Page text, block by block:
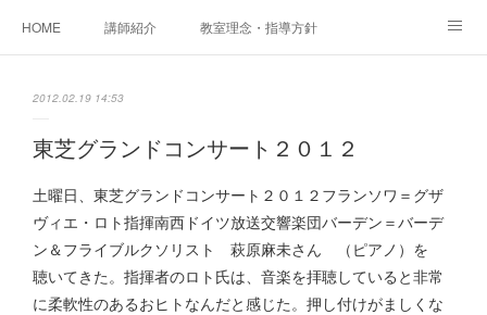
HOME 講師紹介 教室理念・指導方針
ご相談・体験レッスンお申し込み
アクセス 演奏スケジュール
2012.02.19 14:53
東芝グランドコンサート２０１２
土曜日、東芝グランドコンサート２０１２フランソワ＝グザ
ヴィエ・ロト指揮南西ドイツ放送交響楽団バーデン＝バーデ
ン＆フライブルクソリスト 萩原麻未さん （ピアノ）を
聴いてきた。指揮者のロト氏は、音楽を拝聴していると非常
に柔軟性のあるおヒトなんだと感じた。押し付けがましくな